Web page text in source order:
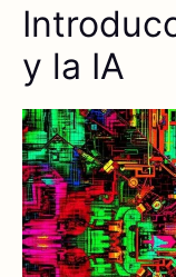
y la IA